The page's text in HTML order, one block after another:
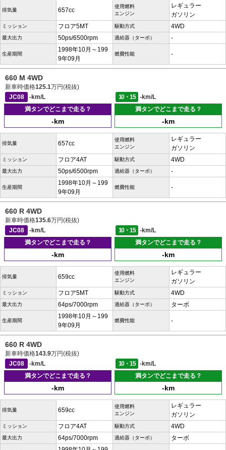
排気量 657cc
使用燃料
エンジン
レギュラー
ガソリン
ミッション フロア5MT 駆動方式 4WD
最大出力 50ps/6500rpm 過給器（ターボ） -
生産期間
1998年10月～199
9年09月
燃費性能 -
660 M 4WD
新車時価格125.1万円(税抜)
JC08
-km/L 10・15
-km/L
満タンでどこまで走る？
-km
満タンでどこまで走る？
-km
排気量 657cc
使用燃料
エンジン
レギュラー
ガソリン
ミッション フロア4AT 駆動方式 4WD
最大出力 50ps/6500rpm 過給器（ターボ） -
生産期間
1998年10月～199
9年09月
燃費性能 -
660 R 4WD
新車時価格135.6万円(税抜)
JC08
-km/L 10・15
-km/L
満タンでどこまで走る？
-km
満タンでどこまで走る？
-km
排気量 659cc
使用燃料
エンジン
レギュラー
ガソリン
ミッション フロア5MT 駆動方式 4WD
最大出力 64ps/7000rpm 過給器（ターボ） ターボ
生産期間
1998年10月～199
9年09月
燃費性能 -
660 R 4WD
新車時価格143.9万円(税抜)
JC08
-km/L 10・15
-km/L
満タンでどこまで走る？
-km
満タンでどこまで走る？
-km
排気量 659cc
使用燃料
エンジン
レギュラー
ガソリン
ミッション フロア4AT 駆動方式 4WD
最大出力 64ps/7000rpm 過給器（ターボ） ターボ